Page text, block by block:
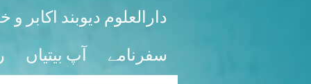
دارالعلوم دیوبند اکابر
سفرنامے آپ بیتیاں